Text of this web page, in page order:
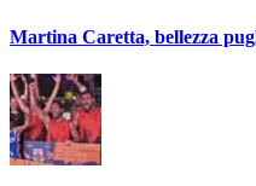
Martina Caretta, bellezza